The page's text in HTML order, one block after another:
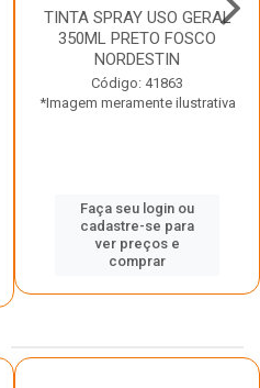
TINTA SPRAY USO GERAL
350ML PRETO FOSCO
NORDESTIN
Código: 41863
*Imagem meramente ilustrativa
Faça seu login ou
cadastre-se para
ver preços e
comprar